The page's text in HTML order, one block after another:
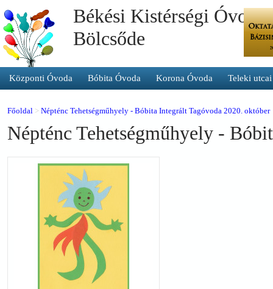
Békési Kistérségi Óvoda
Bölcsőde
Központi Óvoda Bóbita Óvoda Korona Óvoda Teleki
Főoldal > Népténc Tehetségműhyely - Bóbita Integrált Tagóvoda 2020. október
Népténc Tehetségműhyely -